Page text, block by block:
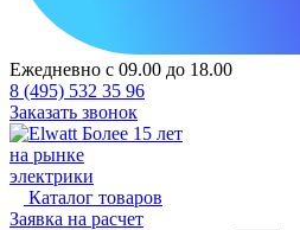
Ежедневно с 09.00 до 18.00
8 (495) 532 35 96
Заказать звонок
Более 15 лет
на рынке
электрики
Каталог товаров
Заявка на расчет